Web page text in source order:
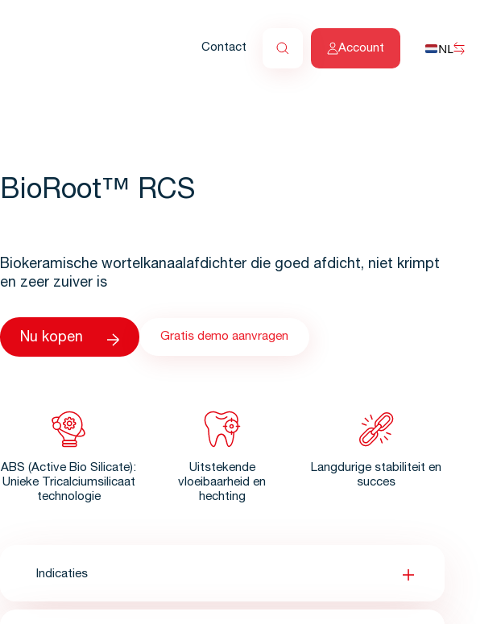
Contact Account NL
BioRoot™ RCS
Biokeramische wortelkanaalafdichter die goed afdicht, niet krimpt
en zeer zuiver is
Nu kopen Gratis demo aanvragen
ABS (Active Bio Silicate):
Unieke Tricalciumsilicaat
technologie
Uitstekende
vloeibaarheid en
hechting
Langdurige stabiliteit en
succes
Indicaties